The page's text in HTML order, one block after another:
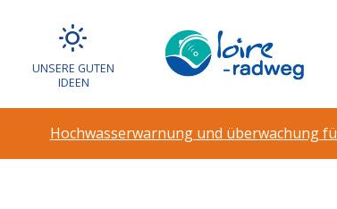
UNSERE GUTEN
IDEEN
Hochwasserwarnung und überwachung